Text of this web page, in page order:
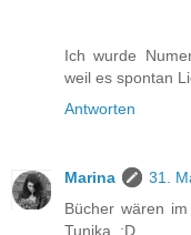
Ich wurde
weil es spontan
Antworten
Marina
31.
Bücher wären
Tunika. :D